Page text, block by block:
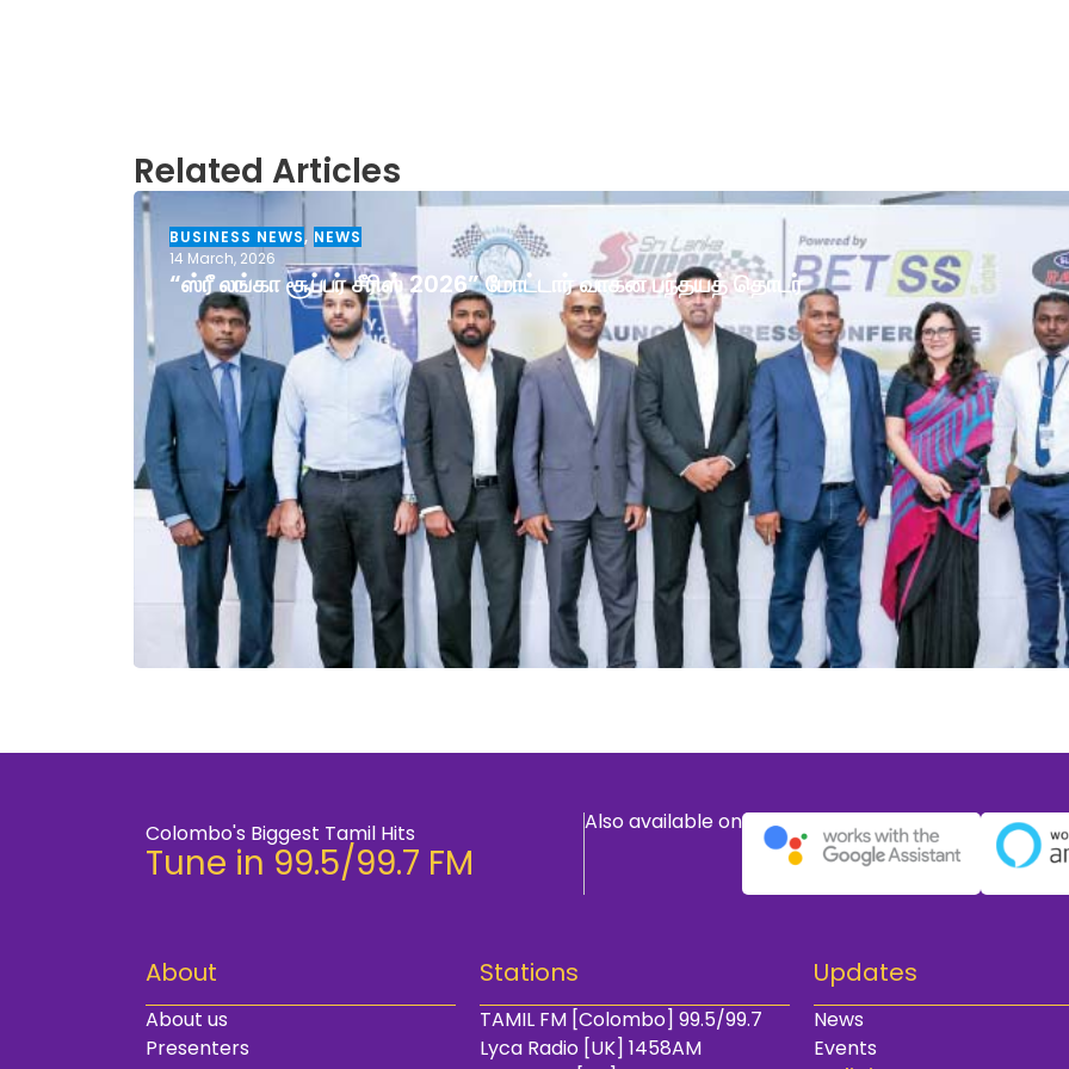
Related Articles
BUSINESS NEWS, NEWS
14 March, 2026
“ஸ்ரீ லங்கா சூப்பர் சீரிஸ் 2026” மோட்டார் வாகன பந்தயத் தொடர்
Colombo's Biggest Tamil Hits
Tune in 99.5/99.7 FM
Also available on
About
About us
Presenters
Stations
TAMIL FM [Colombo] 99.5/99.7
Lyca Radio [UK] 1458AM
Updates
News
Events